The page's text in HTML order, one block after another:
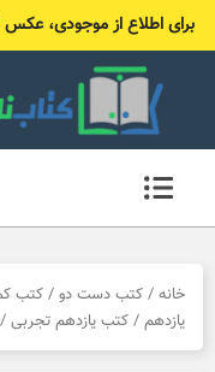
برای اطلاع از موجودی، عکس کتاب رو به
خانه / کتب دست دو /کتب
یازدهم / کتب یازدهم تجربی